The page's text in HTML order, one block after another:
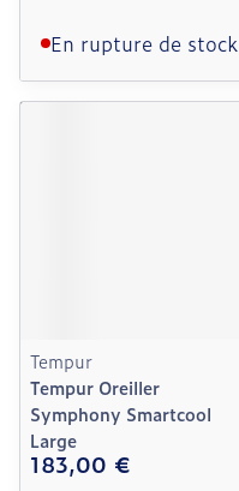
En rupture de stock
Tempur
Tempur Oreiller
Symphony Smartcool
Large
183,00 €